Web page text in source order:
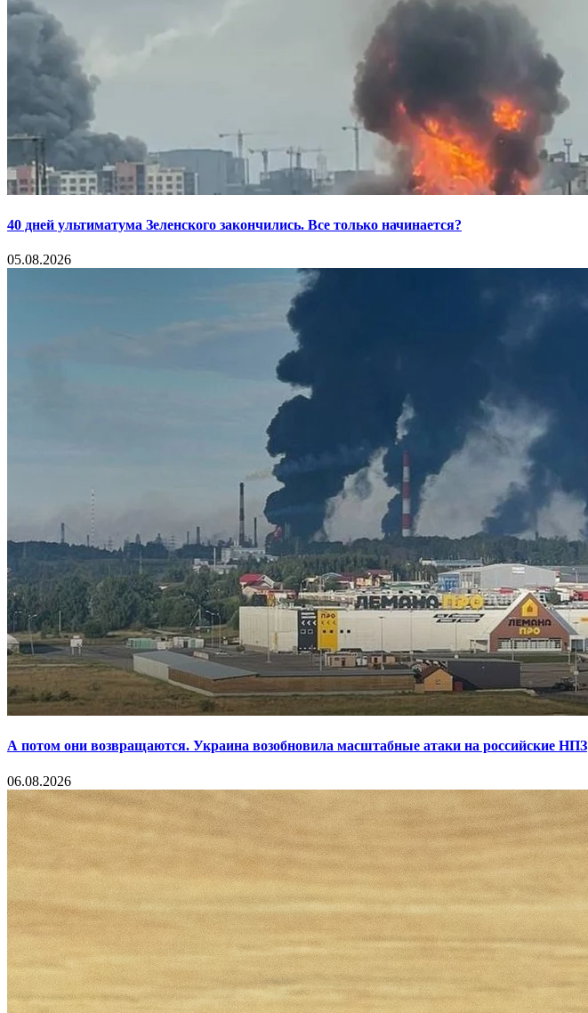
40 дней ультиматума Зеленского закончились. Все только начинается?
05.08.2026
А потом они возвращаются. Украина возобновила масштабные атаки на российские НПЗ
06.08.2026